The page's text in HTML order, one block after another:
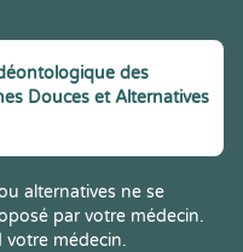
des
Douces et Alternatives
alternatives ne se
par votre médecin.
votre médecin.